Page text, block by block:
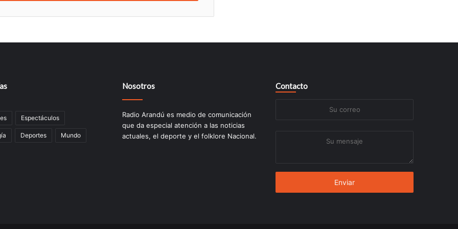
Espectáculos
Deportes Mundo
Nosotros
Radio Arandú es medio de comunicación
que da especial atención a las noticias
actuales, el deporte y el folklore Nacional.
Contacto